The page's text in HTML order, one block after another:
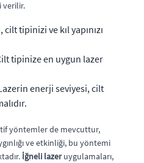
verilir.
cilt tipinizi ve kıl yapınızı
tipinize en uygun lazer
enerji seviyesi, cilt
yöntemler de mevcuttur,
ve etkinliği, bu yöntemi
İğneli lazeruygulamaları,